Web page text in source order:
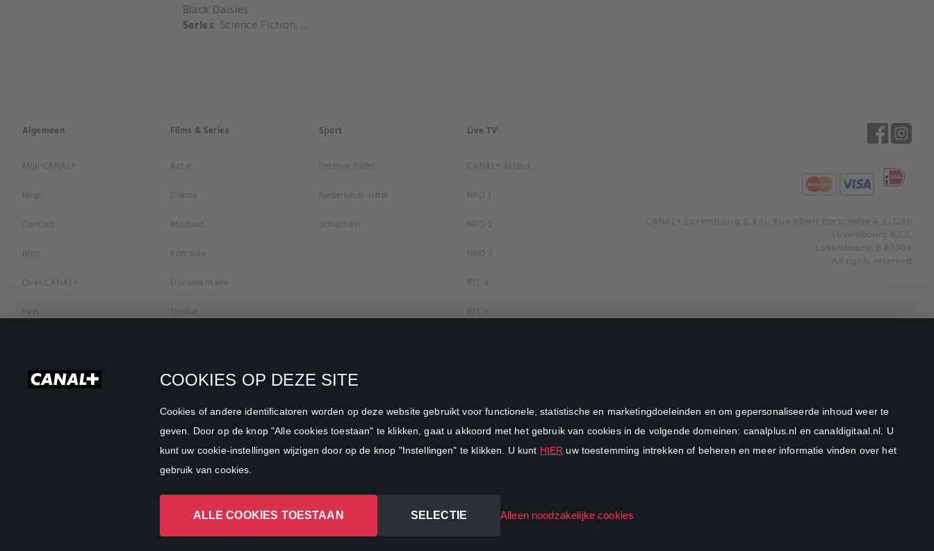
COOKIES OP DEZE SITE
Cookies of andere identificatoren worden op deze website gebruikt voor functionele, statistische en marketingdoeleinden en om gepersonaliseerde inhoud weer te
geven. Door op de knop "Alle cookies toestaan" te klikken, gaat u akkoord met het gebruik van cookies in de volgende domeinen: canalplus.nl en canaldigitaal.nl. U
kunt uw cookie-instellingen wijzigen door op de knop "Instellingen" te klikken. U kunt HIER uw toestemming intrekken of beheren en meer informatie vinden over het
gebruik van cookies.
ALLE COOKIES TOESTAAN SELECTIE Alleen noodzakelijke cookies
Black Daisies
Series Science Fiction, Thriller
Algemeen
Mijn CANAL+
Help
Contact
Blog
Over CANAL+
Pers
Privacybeleid
Films & Series
Actie
Drama
Misdaad
Komedie
Documentaire
Thriller
Romantiek
Familie
Sport
Sport
Premier Padel
Nederlands elftal
Schaatsen
Live TV
CANAL+ Action
NPO 1
NPO 2
NPO 3
RTL 4
RTL 5
SBS6
Net5
DreamWorks Channel
CANAL+ Luxembourg S. à r.l., Rue Albert Borschette 4, L-1246
Luxembourg R.C.S.
Luxembourg: B 87.905
All rights reserved